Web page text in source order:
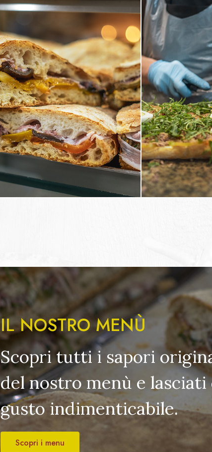
IL NOSTRO MENÙ
Scopri tutti i sapori
del nostro menù e lasciati
gusto indimenticabile.
Scopri i menu